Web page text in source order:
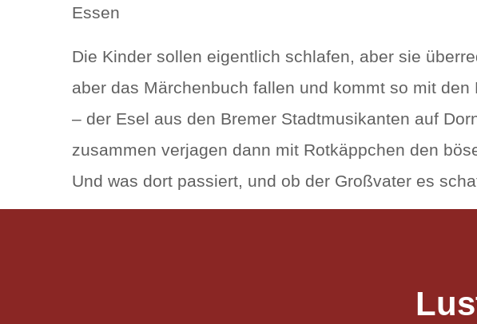
Essen
Die Kinder sollen eigentlich schlafen, aber sie
aber das Märchenbuch fallen und kommt so mit
– der Esel aus den Bremer Stadtmusikanten auf
zusammen verjagen dann mit Rotkäppchen den
Und was dort passiert, und ob der Großvater es